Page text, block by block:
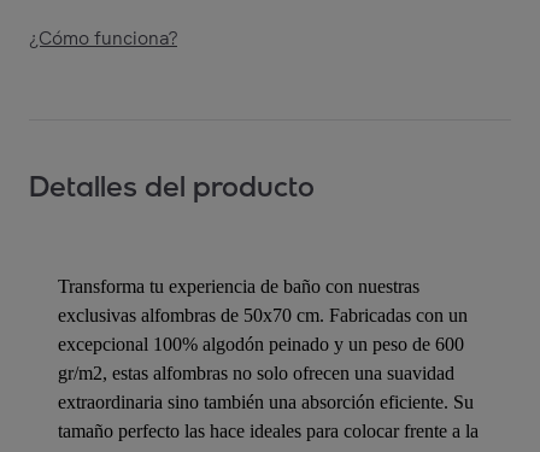
¿Cómo funciona?
Detalles del producto
Transforma tu experiencia de baño con nuestras
exclusivas alfombras de 50x70 cm. Fabricadas con un
excepcional 100% algodón peinado y un peso de 600
gr/m2, estas alfombras no solo ofrecen una suavidad
extraordinaria sino también una absorción eficiente. Su
tamaño perfecto las hace ideales para colocar frente a la